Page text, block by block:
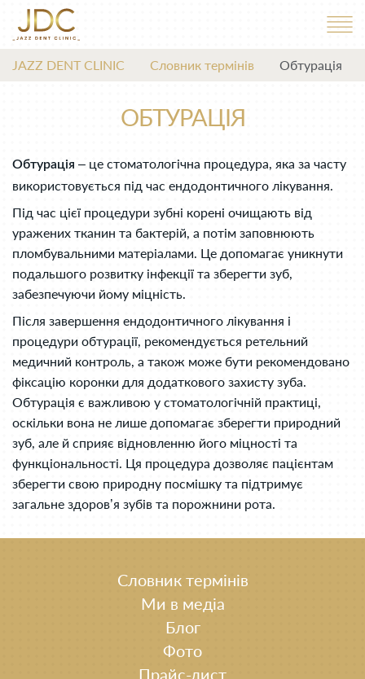
JAZZ DENT CLINIC Словник термінів Обтурація
ОБТУРАЦІЯ
Обтурація – це стоматологічна процедура, яка за часту
використовується під час ендодонтичного лікування.
Під час цієї процедури зубні корені очищають від
уражених тканин та бактерій, а потім заповнюють
пломбувальними матеріалами. Це допомагає уникнути
подальшого розвитку інфекції та зберегти зуб,
забезпечуючи йому міцність.
Після завершення ендодонтичного лікування і
процедури обтурації, рекомендується ретельний
медичний контроль, а також може бути рекомендовано
фіксацію коронки для додаткового захисту зуба.
Обтурація є важливою у стоматологічній практиці,
оскільки вона не лише допомагає зберегти природний
зуб, але й сприяє відновленню його міцності та
функціональності. Ця процедура дозволяє пацієнтам
зберегти свою природну посмішку та підтримує
загальне здоров’я зубів та порожнини рота.
Словник термінів
Ми в медіа
Блог
Фото
Прайс-лист